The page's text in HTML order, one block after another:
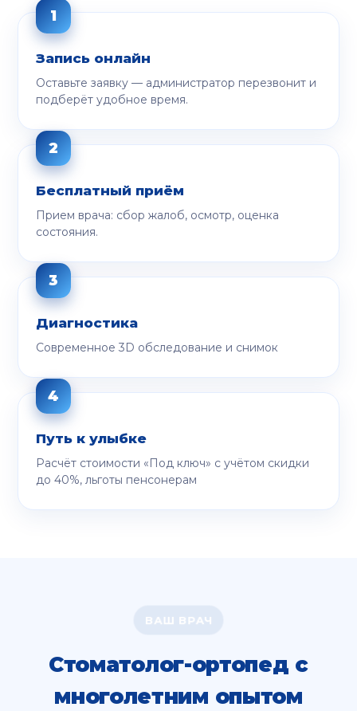
Запись онлайн
Оставьте заявку — администратор перезвонит и
подберёт удобное время.
Бесплатный приём
Прием врача: сбор жалоб, осмотр, оценка
состояния.
Диагностика
Современное 3D обследование и снимок
Путь к улыбке
Расчёт стоимости «Под ключ» с учётом скидки
до 40%, льготы пенсонерам
ВАШ ВРАЧ
Стоматолог-ортопед с
многолетним опытом